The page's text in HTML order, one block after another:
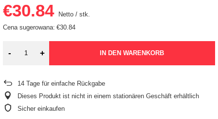
€30.84 Netto / stk.
Cena sugerowana: €30.84
- + IN DEN WARENKORB
14 Tage für einfache Rückgabe
Dieses Produkt ist nicht in einem stationären Geschäft erhältlich
Sicher einkaufen